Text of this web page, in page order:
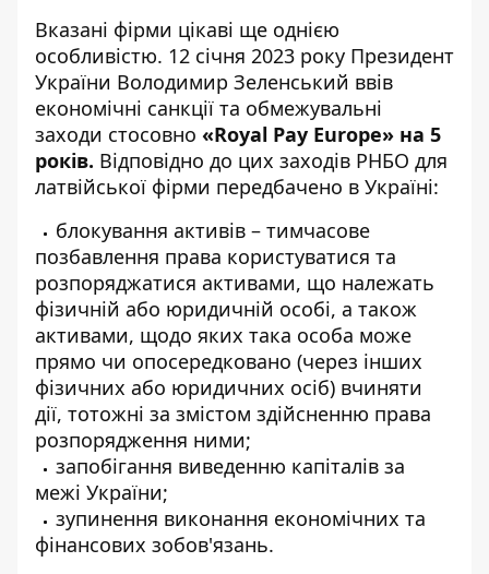
Вказані фірми цікаві ще однією
особливістю. 12 січня 2023 року Президент
України Володимир Зеленський ввів
економічні санкції та обмежувальні
заходи стосовно «Royal Pay Europe» на 5
років. Відповідно до цих заходів РНБО для
латвійської фірми передбачено в Україні:
блокування активів – тимчасове
позбавлення права користуватися та
розпоряджатися активами, що належать
фізичній або юридичній особі, а також
активами, щодо яких така особа може
прямо чи опосередковано (через інших
фізичних або юридичних осіб) вчиняти
дії, тотожні за змістом здійсненню права
розпорядження ними;
запобігання виведенню капіталів за
межі України;
зупинення виконання економічних та
фінансових зобов'язань.